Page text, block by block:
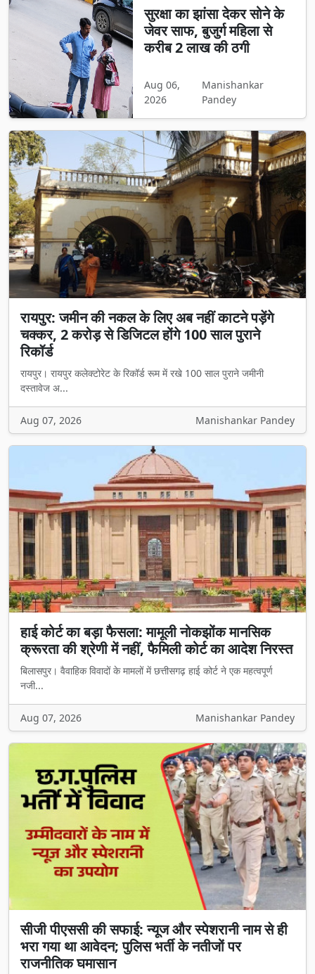
सुरक्षा का झांसा देकर सोने के
जेवर साफ, बुजुर्ग महिला से
करीब 2 लाख की ठगी
Aug 06,
2026
Manishankar
Pandey
रायपुर: जमीन की नकल के लिए अब नहीं काटने पड़ेंगे
चक्कर, 2 करोड़ से डिजिटल होंगे 100 साल पुराने
रिकॉर्ड
रायपुर। रायपुर कलेक्टोरेट के रिकॉर्ड रूम में रखे 100 साल पुराने जमीनी
दस्तावेज अ...
Aug 07, 2026 Manishankar Pandey
हाई कोर्ट का बड़ा फैसला: मामूली नोकझोंक मानसिक
क्रूरता की श्रेणी में नहीं, फैमिली कोर्ट का आदेश निरस्त
बिलासपुर। वैवाहिक विवादों के मामलों में छत्तीसगढ़ हाई कोर्ट ने एक महत्वपूर्ण
नजी...
Aug 07, 2026 Manishankar Pandey
सीजी पीएससी की सफाई: न्यूज और स्पेशरानी नाम से ही
भरा गया था आवेदन; पुलिस भर्ती के नतीजों पर
राजनीतिक घमासान